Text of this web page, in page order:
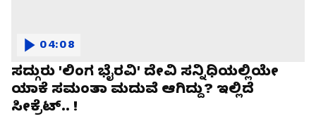
ಸದ್ಗುರು 'ಲಿಂಗ ಭೈರವಿ' ದೇವಿ ಸನ್ನಿಧಿಯಲ್ಲಿಯೇ
ಯಾಕೆ ಸಮಂತಾ ಮದುವೆ ಆಗಿದ್ದು? ಇಲ್ಲಿದೆ
ಸೀಕ್ರೆಟ್.. !
04:08